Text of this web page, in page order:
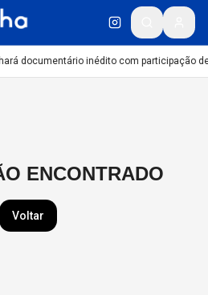
documentário inédito com participação
ENCONTRADO
Voltar